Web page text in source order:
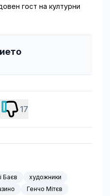
гост на културни
17
Баєв
художники
Генчо Мітєв